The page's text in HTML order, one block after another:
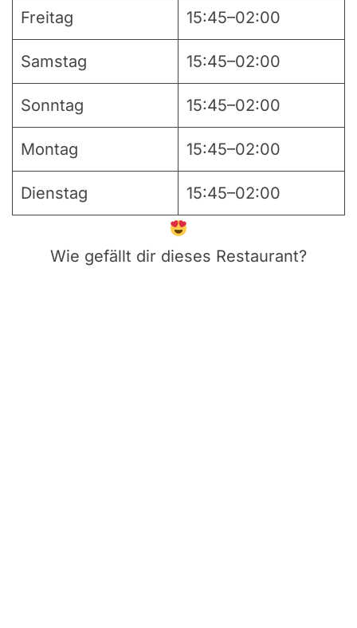
Freitag 15:45–02:00
Samstag 15:45–02:00
Sonntag 15:45–02:00
Montag 15:45–02:00
Dienstag 15:45–02:00
Wie gefällt dir dieses Restaurant?